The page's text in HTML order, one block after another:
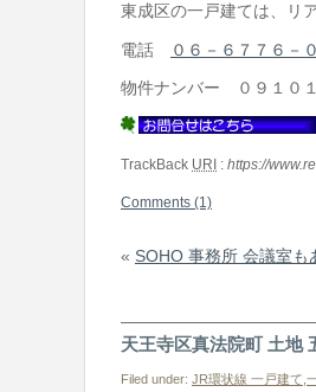
東成区の一戸建ては、リ
電話 ０６－６７７６－
物件ナンバー ０９１０１
TrackBack URI : https://
Comments (1)
« SOHO 事務所 会議室も
天王寺区真法院町 土地
Filed under: JR環状線 一戸建て